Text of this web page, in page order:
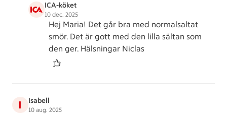
ICA-köket
10 dec. 2025
Hej Maria! Det går bra med normalsaltat
smör. Det är gott med den lilla sältan som
den ger. Hälsningar Niclas
I Isabell
10 aug. 2025